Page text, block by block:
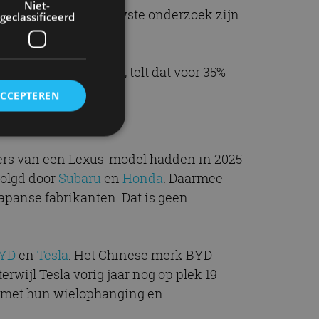
auto. In het nieuwste onderzoek zijn
de garage moest, telt dat voor 35%
van een Lexus-model hadden in 2025
door Subaru en Honda. Daarmee
fabrikanten. Dat is geen
en Tesla. Het Chinese merk BYD
Tesla vorig jaar nog op plek 19
hun wielophanging en
Niet-
geclassificeerd
om
van de bezoeker
van de
van